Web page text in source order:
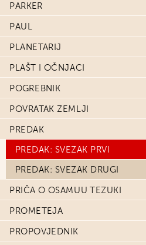
PARKER
PAUL
PLANETARIJ
PLAŠT I OČNJACI
POGREBNIK
POVRATAK ZEMLJI
PREDAK
PREDAK: SVEZAK PRVI
PREDAK: SVEZAK DRUGI
PRIČA O OSAMUU TEZUKI
PROMETEJA
PROPOVJEDNIK